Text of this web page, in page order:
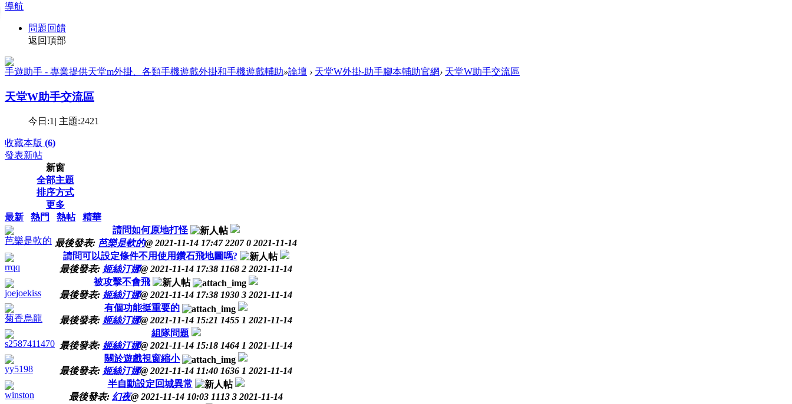
導航
問題回饋
返回頂部
手遊助手 - 專業提供天堂m外掛、各類手機遊戲外掛和手機遊戲輔助»論壇 › 天堂W外掛-助手腳本輔助官網› 天堂W助手交流區
天堂W助手交流區
今日:1 | 主題:2421
收藏本版 (6)
發表新帖
新窗
全部主題
排序方式
更多
最新
熱門 熱帖 精華
芭樂是軟的
請問如何原地打怪
最後發表: 芭樂是軟的@ 2021-11-14 17:47 2207 0 2021-11-14
rrqq
請問可以設定條件不用使用鑽石飛地圖嗎?
最後發表: 姬絲汀娜@ 2021-11-14 17:38 1168 2 2021-11-14
joejoekiss
被攻擊不會飛
最後發表: 姬絲汀娜@ 2021-11-14 17:38 1930 3 2021-11-14
菊香烏龍
有個功能挺重要的
最後發表: 姬絲汀娜@ 2021-11-14 15:21 1455 1 2021-11-14
s2587411470
組隊問題
最後發表: 姬絲汀娜@ 2021-11-14 15:18 1464 1 2021-11-14
yy5198
關於遊戲視窗縮小
最後發表: 姬絲汀娜@ 2021-11-14 11:40 1636 1 2021-11-14
winston
半自動設定回城異常
最後發表: 幻夜@ 2021-11-14 10:03 1113 3 2021-11-14